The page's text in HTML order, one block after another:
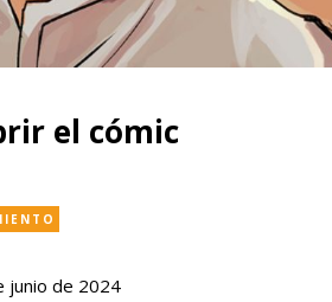
el cómic
junio de 2024